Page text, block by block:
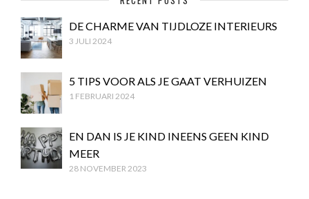
DE CHARME VAN TIJDLOZE INTERIEURS
3 JULI 2024
5 TIPS VOOR ALS JE GAAT VERHUIZEN
1 FEBRUARI 2024
EN DAN IS JE KIND INEENS GEEN KIND
MEER
28 NOVEMBER 2023